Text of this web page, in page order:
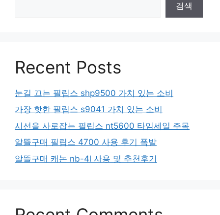
검색
Recent Posts
눈길 끄는 필립스 shp9500 가치 있는 소비
가장 핫한 필립스 s9041 가치 있는 소비
시선을 사로잡는 필립스 nt5600 타임세일 주목
알뜰구매 필립스 4700 사용 후기 폭발
알뜰구매 캐논 nb-4l 사용 및 추천후기